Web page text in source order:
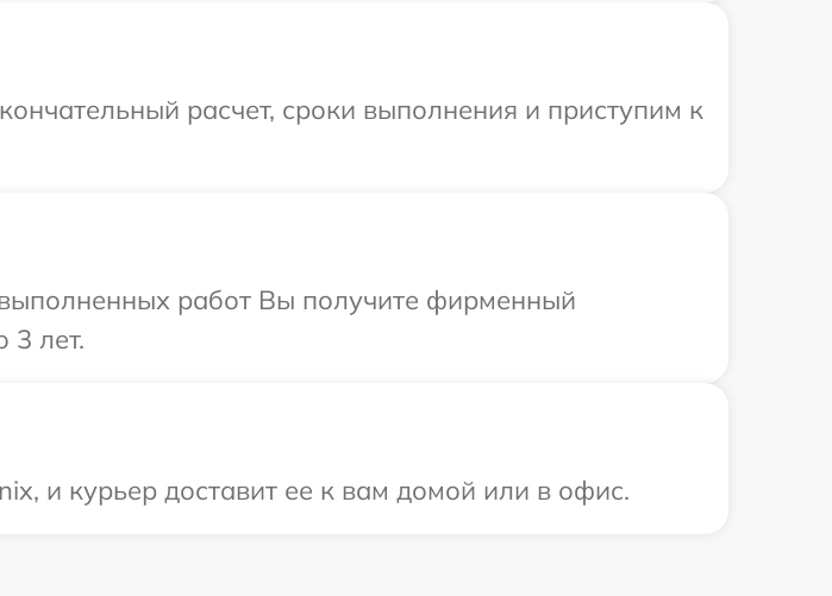
расчет, сроки выполнения и приступим к
работ Вы получите фирменный
3 лет.
и курьер доставит ее к вам домой или в офис.